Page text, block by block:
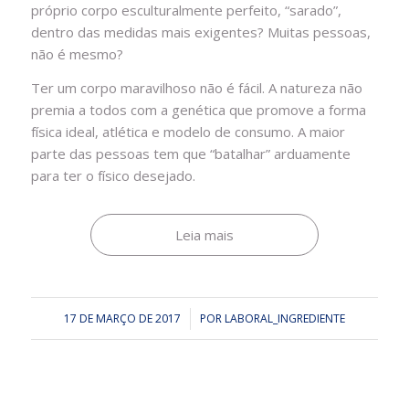
próprio corpo esculturalmente perfeito, “sarado”,
dentro das medidas mais exigentes? Muitas pessoas,
não é mesmo?
Ter um corpo maravilhoso não é fácil. A natureza não
premia a todos com a genética que promove a forma
física ideal, atlética e modelo de consumo. A maior
parte das pessoas tem que “batalhar” arduamente
para ter o físico desejado.
Leia mais
17 DE MARÇO DE 2017
/ PORLABORAL_INGREDIENTE